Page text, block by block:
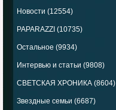
Новости (12554)
PAPARAZZI (10735)
Остальное (9934)
Интервью и статьи (9808)
СВЕТСКАЯ ХРОНИКА (8604)
Звездные семьи (6687)